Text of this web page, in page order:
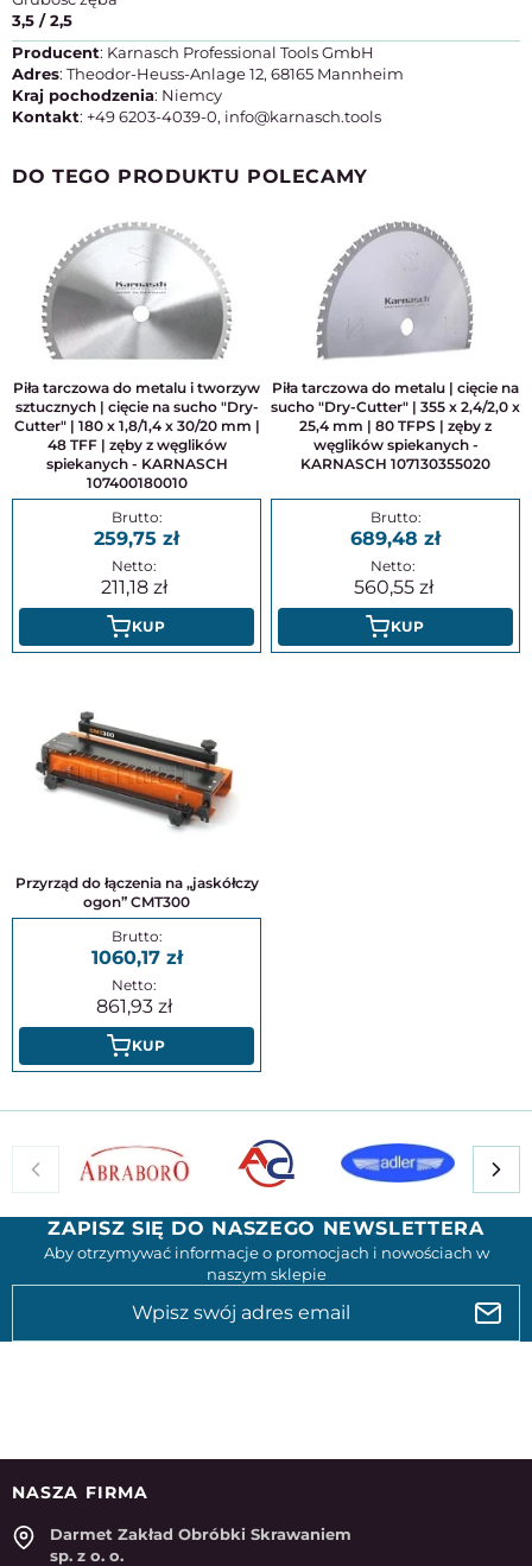
3,5 / 2,5
Producent: Karnasch Professional Tools GmbH
Adres: Theodor-Heuss-Anlage 12, 68165 Mannheim
Kraj pochodzenia: Niemcy
Kontakt: +49 6203-4039-0, info@karnasch.tools
DO TEGO PRODUKTU POLECAMY
Piła tarczowa do metalu i tworzyw
sztucznych | cięcie na sucho "Dry-
Cutter" | 180 x 1,8/1,4 x 30/20 mm |
48 TFF | zęby z węglików
spiekanych - KARNASCH
107400180010
259,75
211,18
KUP
Piła tarczowa do metalu | cięcie na
sucho "Dry-Cutter" | 355 x 2,4/2,0 x
25,4 mm | 80 TFPS | zęby z
węglików spiekanych -
KARNASCH 107130355020
689,48
560,55
KUP
Przyrząd do łączenia na „jaskółczy
ogon” CMT300
1060,17
861,93
KUP
ZAPISZ SIĘ DO NASZEGO NEWSLETTERA
Aby otrzymywać informacje o promocjach i nowościach w
naszym sklepie
NASZA FIRMA
Darmet Zakład Obróbki Skrawaniem
sp. z o. o.